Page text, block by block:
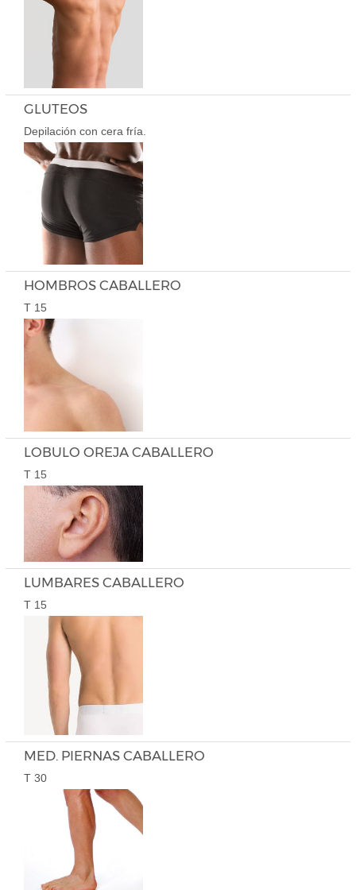
GLUTEOS
Depilación con cera fría.
HOMBROS CABALLERO
T 15
LOBULO OREJA CABALLERO
T 15
LUMBARES CABALLERO
T 15
MED. PIERNAS CABALLERO
T 30